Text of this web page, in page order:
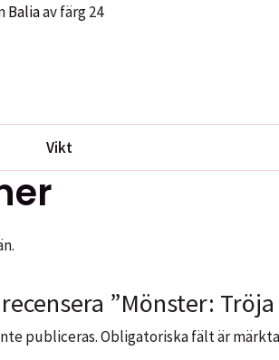
Baliaav färg 24
Vikt
”Mönster:
publiceras.Obligatoriska fält är märkta